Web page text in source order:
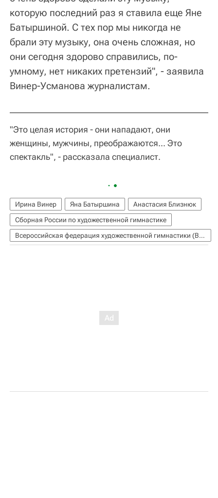
которую последний раз я ставила еще Яне
Батыршиной. С тех пор мы никогда не
брали эту музыку, она очень сложная, но
они сегодня здорово справились, по-
умному, нет никаких претензий", - заявила
Винер-Усманова журналистам.
"Это целая история - они нападают, они
женщины, мужчины, преображаются... Это
спектакль", - рассказала специалист.
Ирина Винер Яна Батыршина
Анастасия Близнюк
Сборная России по художественной гимнастике
Всероссийская федерация художественной гимнастики (ВФХГ)